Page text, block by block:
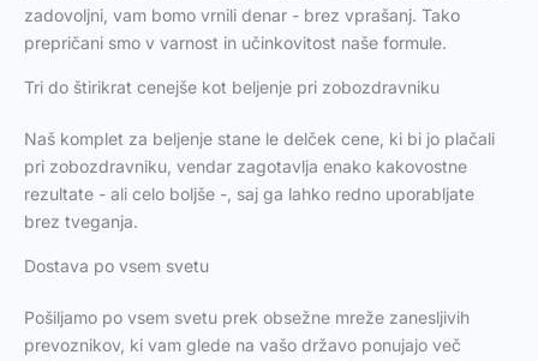
zadovoljni, vam bomo vrnili denar - brez vprašanj. Tako
prepričani smo v varnost in učinkovitost naše formule.
Tri do štirikrat cenejše kot beljenje pri zobozdravniku
Naš komplet za beljenje stane le delček cene, ki bi jo plačali
pri zobozdravniku, vendar zagotavlja enako kakovostne
rezultate - ali celo boljše -, saj ga lahko redno uporabljate
brez tveganja.
Dostava po vsem svetu
Pošiljamo po vsem svetu prek obsežne mreže zanesljivih
prevoznikov, ki vam glede na vašo državo ponujajo več